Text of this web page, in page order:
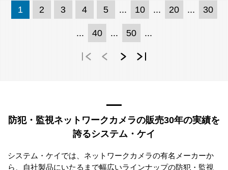
1 2 3 4 5 ... 10 ... 20 ... 30
... 40 ... 50 ...
防犯・監視ネットワークカメラの販売30年の実績を
誇るシステム・ケイ
システム・ケイでは、ネットワークカメラの有名メーカーか
ら、自社製品にいたるまで幅広いラインナップの防犯・監視